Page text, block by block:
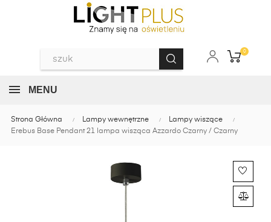
0
MENU
Strona Główna Lampy wewnętrzne
Lampy wiszące
Erebus Base Pendant 21 lampa wisząca Azzardo Czarny / Czarny